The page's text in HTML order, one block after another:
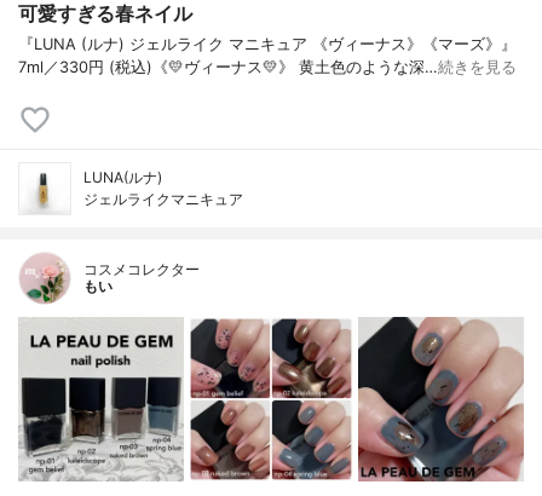
可愛すぎる春ネイル
『LUNA (ルナ) ジェルライク マニキュア 《ヴィーナス》《マーズ》』
7ml／330円 (税込)《💛ヴィーナス💛》 黄土色のような深…続きを見る
LUNA(ルナ)
ジェルライクマニキュア
コスメコレクター
もい